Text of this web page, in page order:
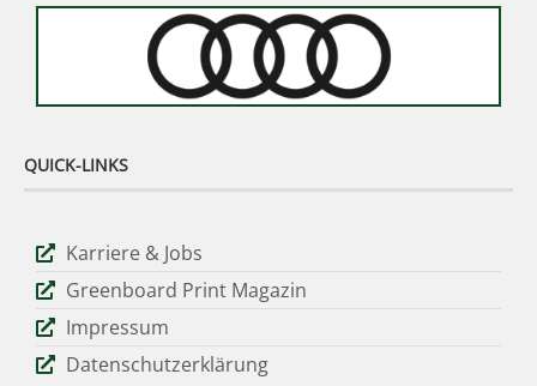
QUICK-LINKS
Karriere & Jobs
Greenboard Print Magazin
Impressum
Datenschutzerklärung